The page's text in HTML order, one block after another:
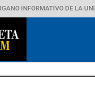
INFORMATIVO DE LA